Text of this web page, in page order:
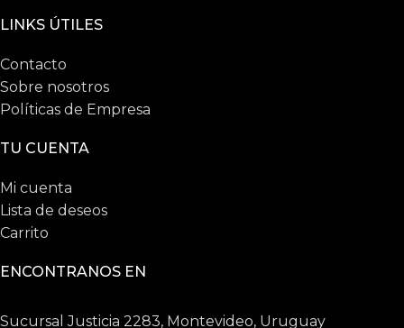
LINKS ÚTILES
Contacto
Sobre nosotros
Políticas de Empresa
TU CUENTA
Mi cuenta
Lista de deseos
Carrito
ENCONTRANOS EN
Sucursal Justicia 2283, Montevideo, Uruguay